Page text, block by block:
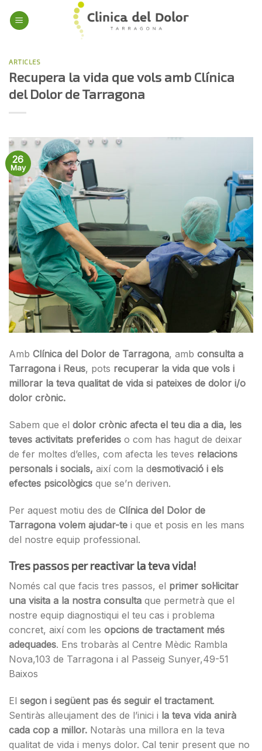
ARTICLES
Recupera la vida que vols amb Clínica
del Dolor de Tarragona
26
May
Amb Clínica del Dolor de Tarragona, amb consulta a
Tarragona i Reus, pots recuperar la vida que vols i
millorar la teva qualitat de vida si pateixes de dolor i/o
dolor crònic.
Sabem que el dolor crònic afecta el teu dia a dia, les
teves activitats preferides o com has hagut de deixar
de fer moltes d’elles, com afecta les teves relacions
personals i socials, així com la desmotivació i els
efectes psicològics que se’n deriven.
Per aquest motiu des de Clínica del Dolor de
Tarragona volem ajudar-te i que et posis en les mans
del nostre equip professional.
Tres passos per reactivar la teva vida!
Només cal que facis tres passos, el primer sol·licitar
una visita a la nostra consulta que permetrà que el
nostre equip diagnostiqui el teu cas i problema
concret, així com les opcions de tractament més
adequades. Ens trobaràs al Centre Mèdic Rambla
Nova,103 de Tarragona i al Passeig Sunyer,49-51
Baixos
El segon i següent pas és seguir el tractament.
Sentiràs alleujament des de l’inici i la teva vida anirà
cada cop a millor. Notaràs una millora en la teva
qualitat de vida i menys dolor. Cal tenir present que no